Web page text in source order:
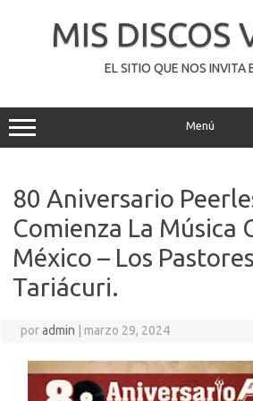
contenidoMIS DISCOS
EL SITIO QUE NOS INVITA
Menú
80 Aniversario
Comienza La Música
México – Los
Tariácuri.
poradmin marzo 29, 2024